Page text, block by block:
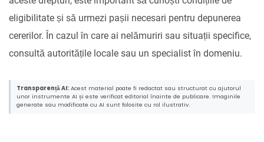
eligibilitate și să urmezi pașii necesari pentru depunerea
cererilor. În cazul în care ai nelămuriri sau situații specifice,
consultă autoritățile locale sau un specialist în domeniu.
Transparență AI: Acest material poate fi redactat sau structurat cu ajutorul
unor instrumente AI și este verificat editorial înainte de publicare. Imaginile
generate sau modificate cu AI sunt folosite cu rol ilustrativ.